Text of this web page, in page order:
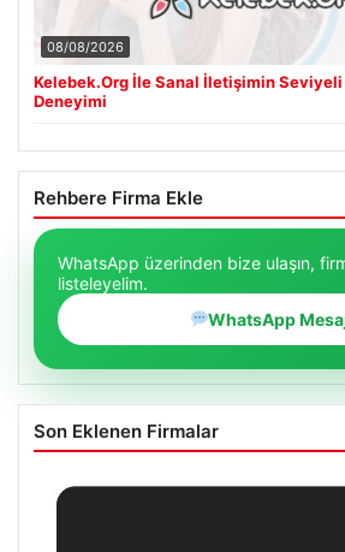
08/08/2026
Kelebek.Org İle Sanal İletişimin
Deneyimi
Rehbere Firma Ekle
WhatsApp üzerinden bize ulaşın,
listeleyelim.
WhatsApp
Son Eklenen Firmalar